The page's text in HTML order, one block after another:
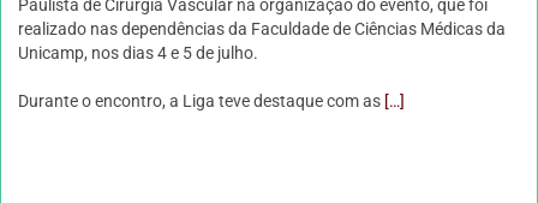
Paulista de Cirurgia Vascular na organização do evento, que foi
realizado nas dependências da Faculdade de Ciências Médicas da
Unicamp, nos dias 4 e 5 de julho.
Durante o encontro, a Liga teve destaque com as[…]